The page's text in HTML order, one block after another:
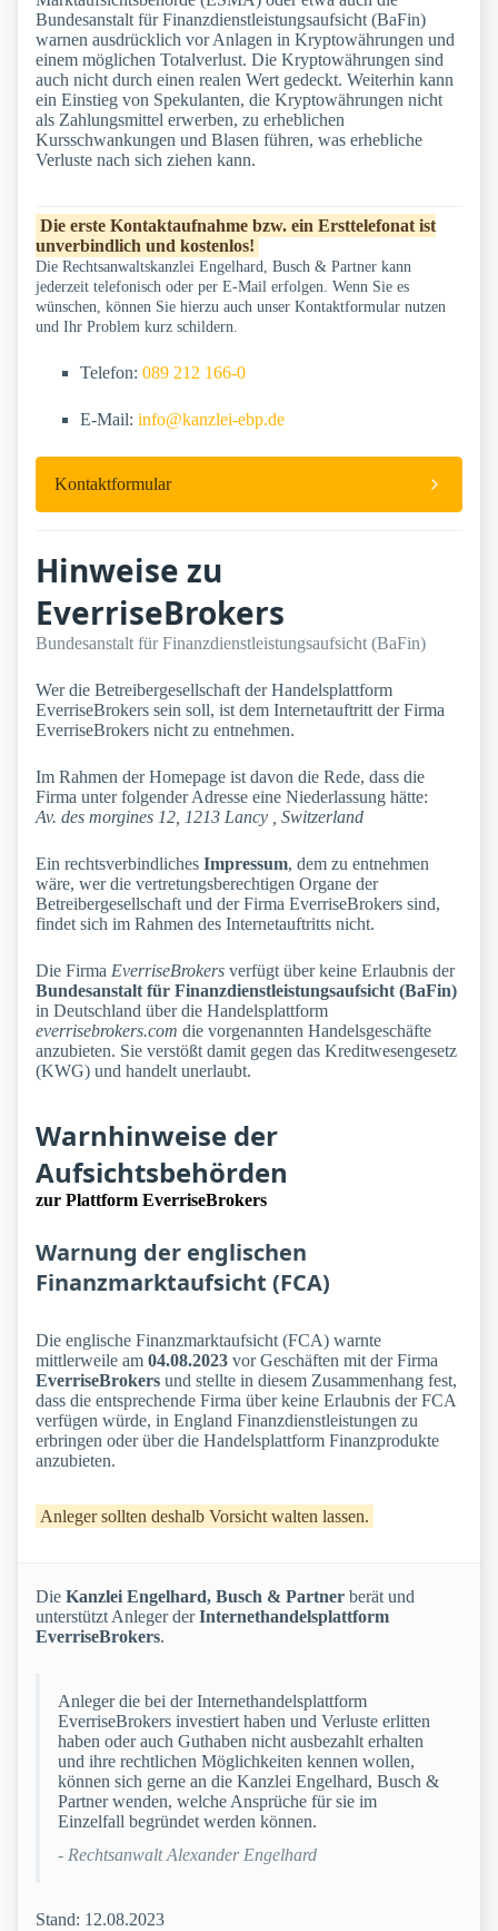
Bundesanstalt für Finanzdienstleistungsaufsicht (BaFin)
warnen ausdrücklich vor Anlagen in Kryptowährungen und
einem möglichen Totalverlust. Die Kryptowährungen sind
auch nicht durch einen realen Wert gedeckt. Weiterhin kann
ein Einstieg von Spekulanten, die Kryptowährungen nicht
als Zahlungsmittel erwerben, zu erheblichen
Kursschwankungen und Blasen führen, was erhebliche
Verluste nach sich ziehen kann.
Die erste Kontaktaufnahme bzw. ein Ersttelefonat ist
unverbindlich und kostenlos!
Die Rechtsanwaltskanzlei Engelhard, Busch & Partner kann
jederzeit telefonisch oder per E-Mail erfolgen. Wenn Sie es
wünschen, können Sie hierzu auch unser Kontaktformular nutzen
und Ihr Problem kurz schildern.
Telefon: 089 212 166-0
E-Mail: info@kanzlei-ebp.de
Kontaktformular
Hinweise zu
EverriseBrokers
Bundesanstalt für Finanzdienstleistungsaufsicht (BaFin)
Wer die Betreibergesellschaft der Handelsplattform
EverriseBrokers sein soll, ist dem Internetauftritt der Firma
EverriseBrokers nicht zu entnehmen.
Im Rahmen der Homepage ist davon die Rede, dass die
Firma unter folgender Adresse eine Niederlassung hätte:
Av. des morgines 12, 1213 Lancy , Switzerland
Ein rechtsverbindliches Impressum, dem zu entnehmen
wäre, wer die vertretungsberechtigen Organe der
Betreibergesellschaft und der Firma EverriseBrokers sind,
findet sich im Rahmen des Internetauftritts nicht.
Die Firma EverriseBrokers verfügt über keine Erlaubnis der
Bundesanstalt für Finanzdienstleistungsaufsicht (BaFin)
in Deutschland über die Handelsplattform
everrisebrokers.com die vorgenannten Handelsgeschäfte
anzubieten. Sie verstößt damit gegen das Kreditwesengesetz
(KWG) und handelt unerlaubt.
Warnhinweise der
Aufsichtsbehörden
zur Plattform EverriseBrokers
Warnung der englischen
Finanzmarktaufsicht (FCA)
Die englische Finanzmarktaufsicht (FCA) warnte
mittlerweile am 04.08.2023 vor Geschäften mit der Firma
EverriseBrokers und stellte in diesem Zusammenhang fest,
dass die entsprechende Firma über keine Erlaubnis der FCA
verfügen würde, in England Finanzdienstleistungen zu
erbringen oder über die Handelsplattform Finanzprodukte
anzubieten.
Anleger sollten deshalb Vorsicht walten lassen.
Die Kanzlei Engelhard, Busch & Partner berät und
unterstützt Anleger derInternethandelsplattform
EverriseBrokers.
Anleger die bei der Internethandelsplattform
EverriseBrokers investiert haben und Verluste erlitten
haben oder auch Guthaben nicht ausbezahlt erhalten
und ihre rechtlichen Möglichkeiten kennen wollen,
können sich gerne an die Kanzlei Engelhard, Busch &
Partner wenden, welche Ansprüche für sie im
Einzelfall begründet werden können.
- Rechtsanwalt Alexander Engelhard
Stand: 12.08.2023